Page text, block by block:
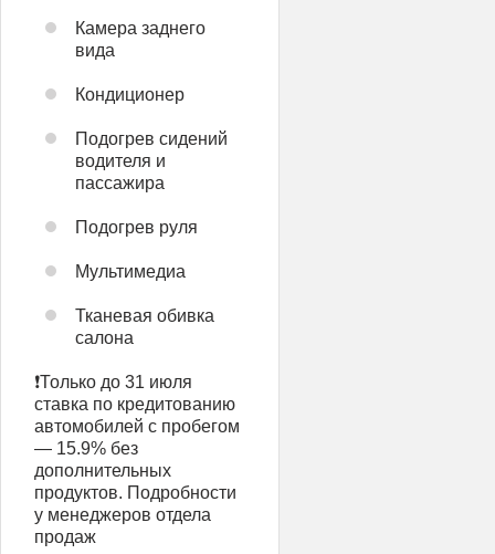
Камера заднего
вида
Кондиционер
Подогрев сидений
водителя и
пассажира
Подогрев руля
Мультимедиа
Тканевая обивка
салона
❗️Только до 31 июля
ставка по кредитованию
автомобилей с пробегом
— 15.9% без
дополнительных
продуктов. Подробности
у менеджеров отдела
продаж